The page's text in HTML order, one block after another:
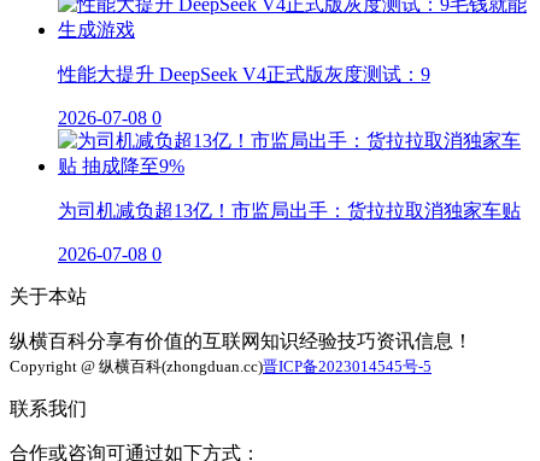
性能大提升 DeepSeek V4正式版灰度测试：9
2026-07-08 0
为司机减负超13亿！市监局出手：货拉拉取消独家车贴
2026-07-08 0
关于本站
纵横百科分享有价值的互联网知识经验技巧资讯信息！
Copyright @ 纵横百科(zhongduan.cc)晋ICP备2023014545号-5
联系我们
合作或咨询可通过如下方式：